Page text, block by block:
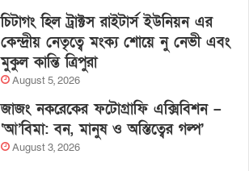
চিটাগং হিল ট্রাক্টস রাইটার্স ইউনিয়ন এর
কেন্দ্রীয় নেতৃত্বে মংক্য শোয়ে নু নেভী এবং
মুকুল কান্তি ত্রিপুরা
August 5, 2026
জাজং নকরেকের ফটোগ্রাফি এক্সিবিশন –
‘আ’বিমা: বন, মানুষ ও অস্তিত্বের গল্প’
August 3, 2026